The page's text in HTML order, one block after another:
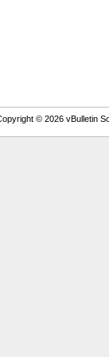
© 2026 vBulletin